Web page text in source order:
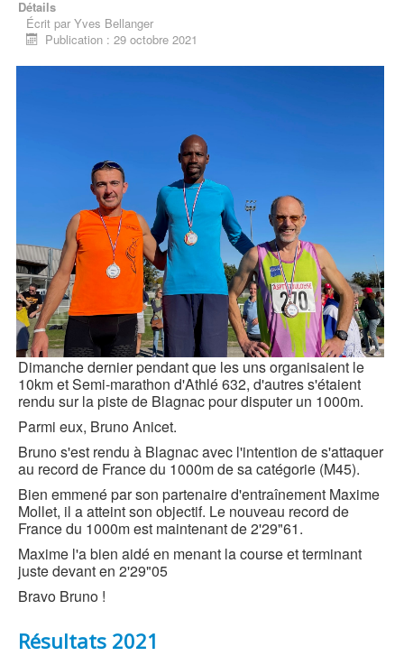
Détails
Écrit par Yves Bellanger
Publication : 29 octobre 2021
Dimanche dernier pendant que les uns organisaient le
10km et Semi-marathon d'Athlé 632, d'autres s'étaient
rendu sur la piste de Blagnac pour disputer un 1000m.
Parmi eux, Bruno Anicet.
Bruno s'est rendu à Blagnac avec l'intention de s'attaquer
au record de France du 1000m de sa catégorie (M45).
Bien emmené par son partenaire d'entraînement Maxime
Mollet, il a atteint son objectif. Le nouveau record de
France du 1000m est maintenant de 2'29"61.
Maxime l'a bien aidé en menant la course et terminant
juste devant en 2'29"05
Bravo Bruno !
Résultats 2021